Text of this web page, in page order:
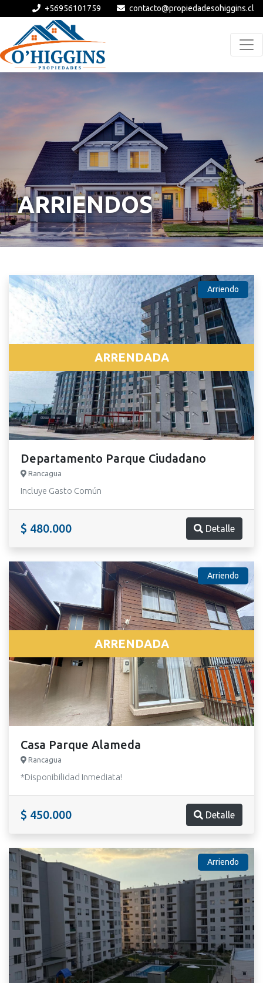
+56956101759 contacto@propiedadesohiggins.cl
ARRIENDOS
Arriendo
ARRENDADA
Departamento Parque Ciudadano
Rancagua
Incluye Gasto Común
$ 480.000 Detalle
Arriendo
ARRENDADA
Casa Parque Alameda
Rancagua
*Disponibilidad Inmediata!
$ 450.000 Detalle
Arriendo